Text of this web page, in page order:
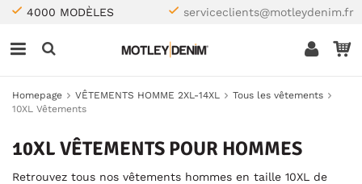
4000 MODÈLES serviceclients@motleydenim.fr
Homepage VÊTEMENTS HOMME 2XL-14XL
Tous les vêtements
10XL Vêtements
10XL VÊTEMENTS POUR HOMMES
Retrouvez tous nos vêtements hommes en taille 10XL de